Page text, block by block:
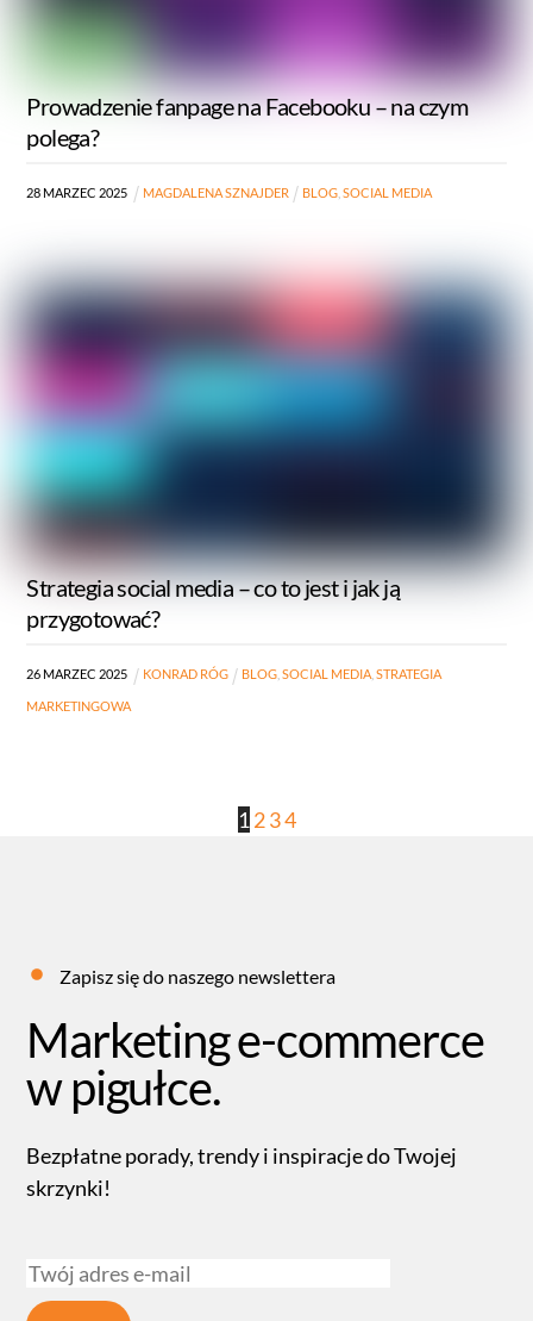
Prowadzenie fanpage na Facebooku – na czym
polega?
28 MARZEC 2025 MAGDALENA SZNAJDER BLOG, SOCIAL MEDIA
Strategia social media – co to jest i jak ją
przygotować?
26 MARZEC 2025 KONRAD RÓG BLOG, SOCIAL MEDIA, STRATEGIA
MARKETINGOWA
1 2 34
Zapisz się do naszego newslettera
Marketing e-commerce
w pigułce.
Bezpłatne porady, trendy i inspiracje do Twojej
skrzynki!